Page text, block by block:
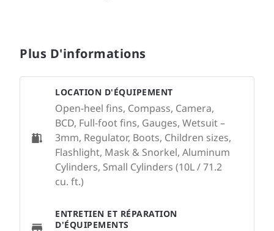
Plus D'informations
LOCATION D'ÉQUIPEMENT
Open-heel fins, Compass, Camera,
BCD, Full-foot fins, Gauges, Wetsuit –
3mm, Regulator, Boots, Children sizes,
Flashlight, Mask & Snorkel, Aluminum
Cylinders, Small Cylinders (10L / 71.2
cu. ft.)
ENTRETIEN ET RÉPARATION
D'ÉQUIPEMENTS